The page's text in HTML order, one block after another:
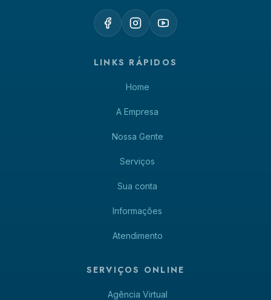
LINKS RÁPIDOS
Home
A Empresa
Nossa Gente
Serviços
Sua conta
Informações
Atendimento
SERVIÇOS ONLINE
Agência Virtual